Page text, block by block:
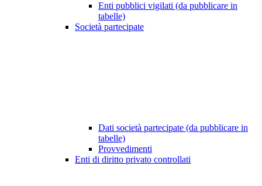
Enti pubblici vigilati (da pubblicare in
tabelle)
Società partecipate
Dati società partecipate (da pubblicare in
tabelle)
Provvedimenti
Enti di diritto privato controllati